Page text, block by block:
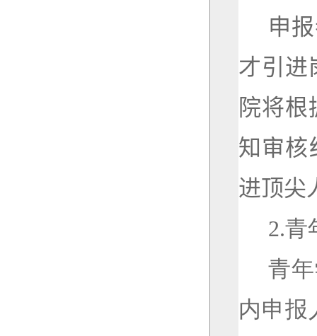
申
才引进
院将
知审核
进顶尖
2.青
青
内申报